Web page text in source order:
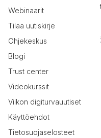
Webinaarit
Tilaa uutiskirje
Ohjekeskus
Blogi
Trust center
Videokurssit
Viikon digiturvauutiset
Käyttöehdot
Tietosuojaselosteet